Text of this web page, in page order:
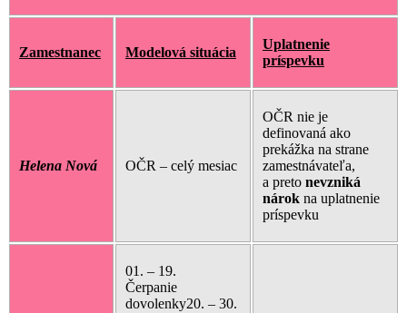
Zamestnanec Modelová situácia
Uplatnenie
príspevku
Helena Nová OČR – celý mesiac
OČR nie je
definovaná ako
prekážka na strane
zamestnávateľa,
a preto nevzniká
nárok na uplatnenie
príspevku
01. – 19.
Čerpanie
dovolenky20. – 30.